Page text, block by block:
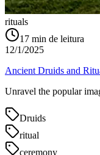
rituals
17 min de leitura
12/1/2025
Ancient Druids and
Unravel the popular
Druids
ritual
ceremony